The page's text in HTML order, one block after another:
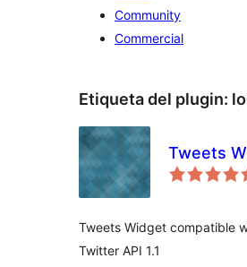
Community
Commercial
Etiqueta del plugin:
Tweets
Tweets Widget compatible
Twitter API 1.1